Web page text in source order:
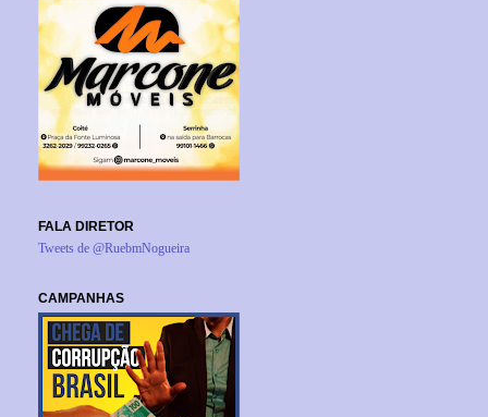
FALA DIRETOR
Tweets de @RuebmNogueira
CAMPANHAS